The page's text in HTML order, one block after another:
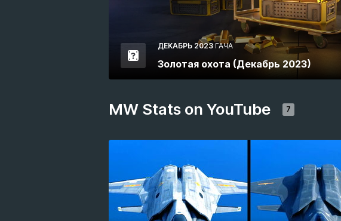
ДЕКАБРЬ 2023 ГАЧА
Золотая охота (Декабрь 2023)
MW Stats on YouTube 7